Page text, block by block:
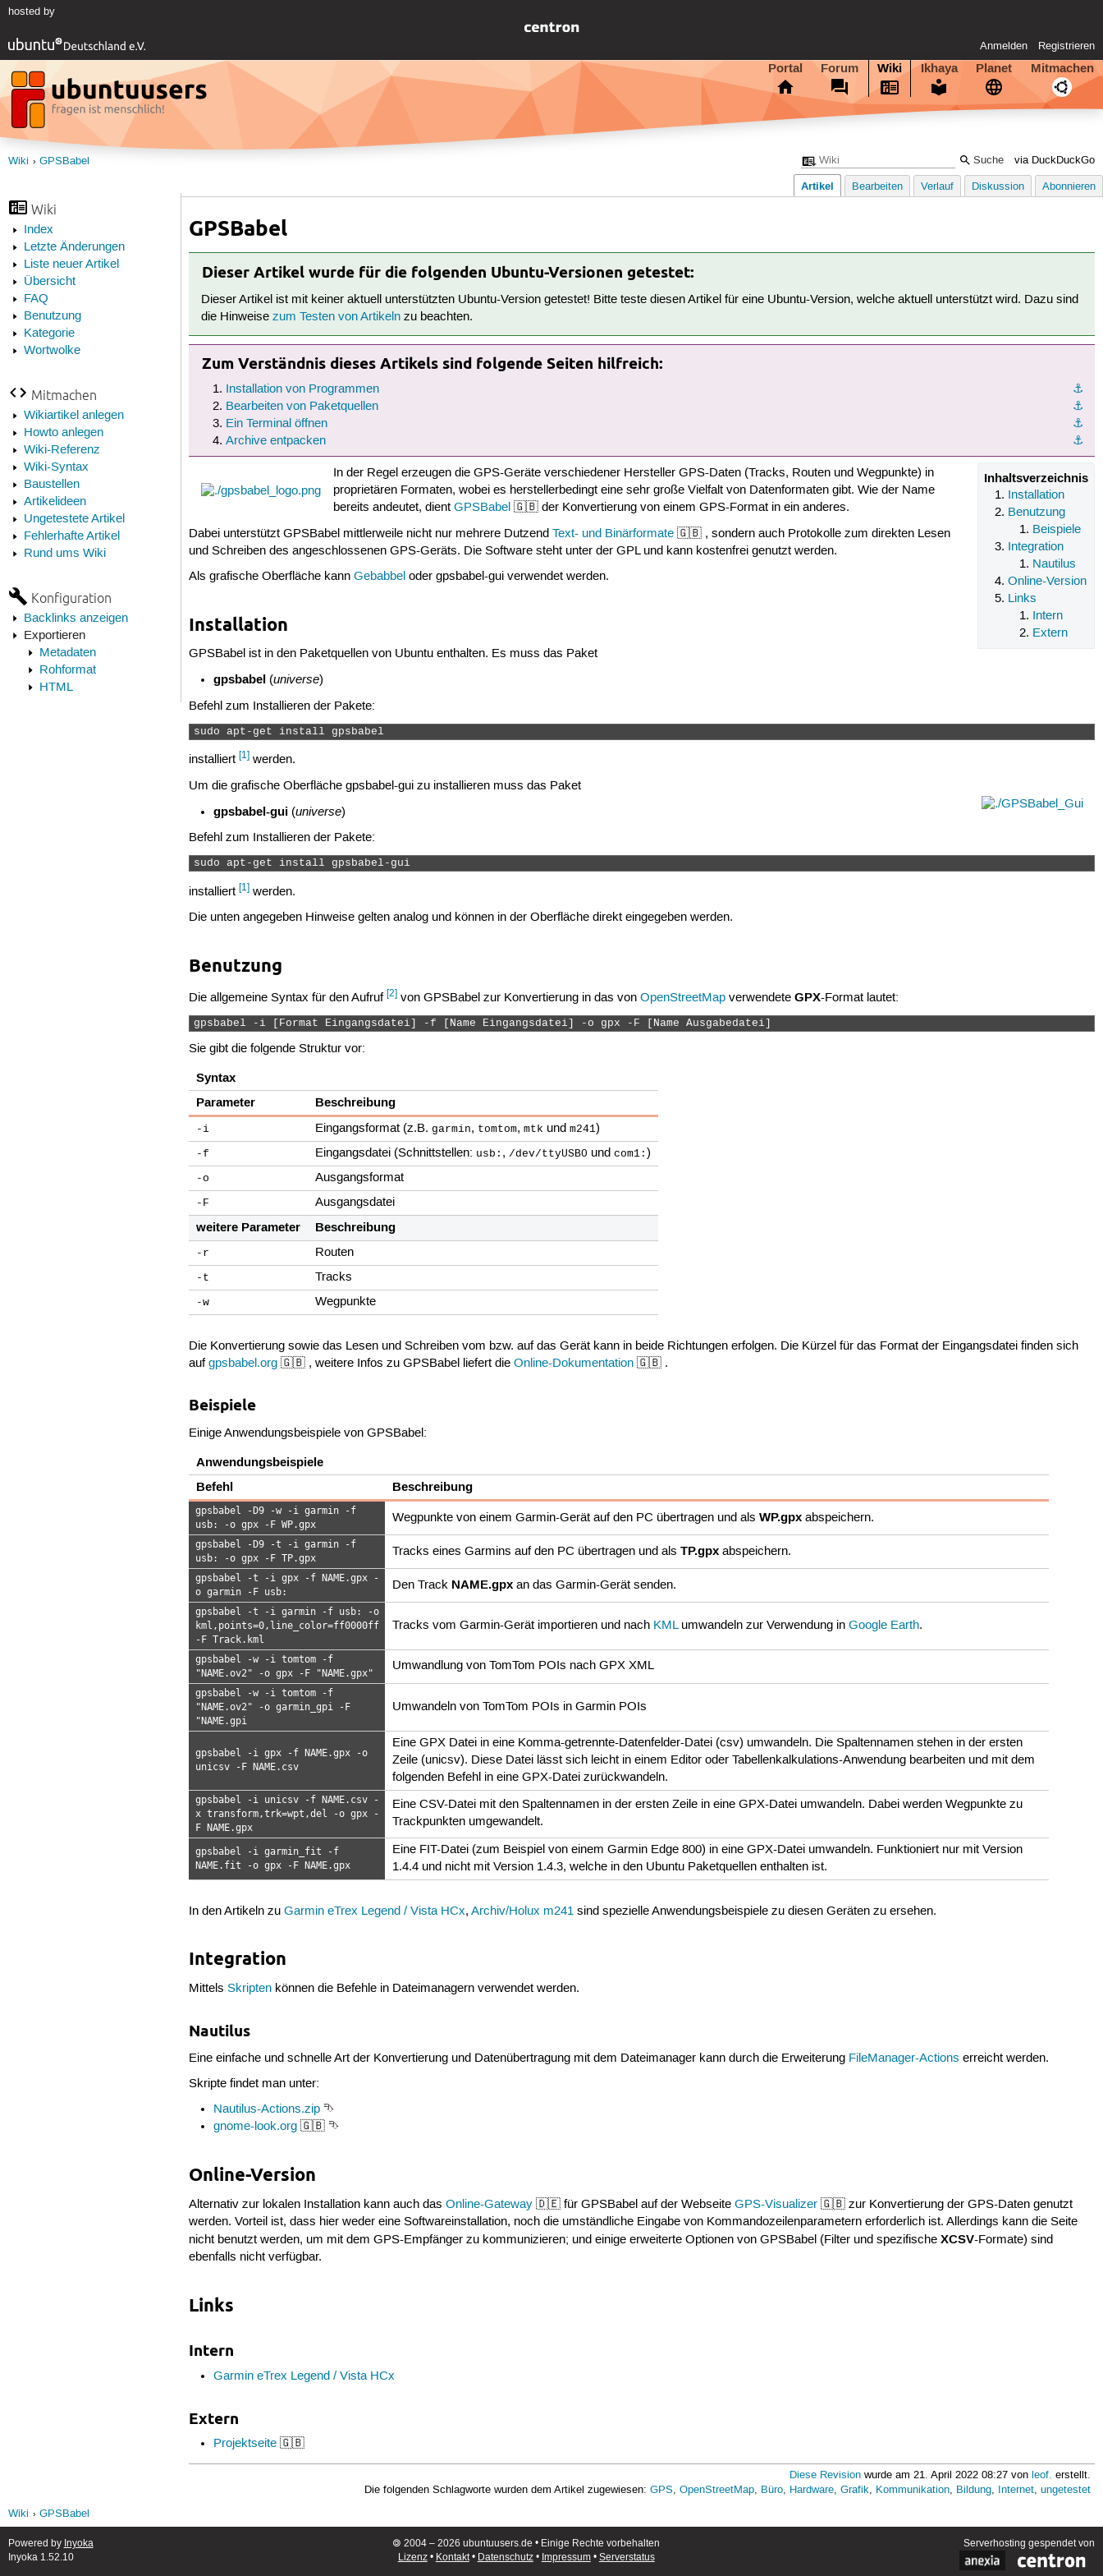
hosted by
Anmelden Registrieren
Portal Forum Wiki Ikhaya Planet Mitmachen
via DuckDuckGo
Wiki GPSBabel
Wiki
Index
Letzte Änderungen
Liste neuer Artikel
Übersicht
FAQ
Benutzung
Kategorie
Wortwolke
Mitmachen
Wikiartikel anlegen
Howto anlegen
Wiki-Referenz
Wiki-Syntax
Baustellen
Artikelideen
Ungetestete Artikel
Fehlerhafte Artikel
Rund ums Wiki
Konfiguration
Backlinks anzeigen
Exportieren
Metadaten
Rohformat
HTML
Artikel Bearbeiten Verlauf Diskussion Abonnieren
GPSBabel
Dieser Artikel wurde für die folgenden Ubuntu-Versionen getestet:
Dieser Artikel ist mit keiner aktuell unterstützten Ubuntu-Version getestet! Bitte teste diesen Artikel für eine Ubuntu-Version, welche aktuell unterstützt wird. Dazu sind
die Hinweisezum Testen von Artikeln zu beachten.
Zum Verständnis dieses Artikels sind folgende Seiten hilfreich:
⚓︎
Installation von Programmen
⚓︎
Bearbeiten von Paketquellen
⚓︎
Ein Terminal öffnen
⚓︎
Archive entpacken
Inhaltsverzeichnis
Installation
Benutzung
Beispiele
Integration
Nautilus
Online-Version
Links
Intern
Extern
In der Regel erzeugen die GPS-Geräte verschiedener Hersteller GPS-Daten (Tracks, Routen und Wegpunkte) in
proprietären Formaten, wobei es herstellerbedingt eine sehr große Vielfalt von Datenformaten gibt. Wie der Name
bereits andeutet, dient GPSBabel🇬🇧 der Konvertierung von einem GPS-Format in ein anderes.
Dabei unterstützt GPSBabel mittlerweile nicht nur mehrere DutzendText- und Binärformate 🇬🇧 , sondern auch Protokolle zum direkten Lesen
und Schreiben des angeschlossenen GPS-Geräts. Die Software steht unter der GPL und kann kostenfrei genutzt werden.
Als grafische Oberfläche kannGebabbel oder gpsbabel-gui verwendet werden.
Installation
GPSBabel ist in den Paketquellen von Ubuntu enthalten. Es muss das Paket
gpsbabel(universe)
Befehl zum Installieren der Pakete:
sudo apt-get install gpsbabel
installiert[1] werden.
Um die grafische Oberfläche gpsbabel-guizu installieren muss das Paket
gpsbabel-gui(universe)
Befehl zum Installieren der Pakete:
sudo apt-get install gpsbabel-gui
installiert[1] werden.
Die unten angegeben Hinweise gelten analog und können in der Oberfläche direkt eingegeben werden.
Benutzung
Die allgemeine Syntax für den Aufruf[2] von GPSBabel zur Konvertierung in das vonOpenStreetMap verwendeteGPX-Format lautet:
gpsbabel -i [Format Eingangsdatei] -f [Name Eingangsdatei] -o gpx -F [Name Ausgabedatei]
Sie gibt die folgende Struktur vor:
Syntax
Parameter
Beschreibung
-i Eingangsformat (z.B. garmin, tomtom,mtk undm241)
-f Eingangsdatei (Schnittstellen: usb: , /dev/ttyUSB0 undcom1: )
-o Ausgangsformat
-F Ausgangsdatei
weitere Parameter Beschreibung
-r Routen
-t Tracks
-w Wegpunkte
Die Konvertierung sowie das Lesen und Schreiben vom bzw. auf das Gerät kann in beide Richtungen erfolgen. Die Kürzel für das Format der Eingangsdatei finden sich
aufgpsbabel.org 🇬🇧 , weitere Infos zu GPSBabel liefert dieOnline-Dokumentation 🇬🇧 .
Beispiele
Einige Anwendungsbeispiele von GPSBabel:
Anwendungsbeispiele
Befehl
Beschreibung
gpsbabel -D9 -w -i garmin -f
usb: -o gpx -F WP.gpx
Wegpunkte von einem Garmin-Gerät auf den PC übertragen und alsWP.gpx abspeichern.
gpsbabel -D9 -t -i garmin -f
usb: -o gpx -F TP.gpx
Tracks eines Garmins auf den PC übertragen und alsTP.gpx abspeichern.
gpsbabel -t -i gpx -f NAME.gpx -
o garmin -F usb:
Den Track NAME.gpx an das Garmin-Gerät senden.
gpsbabel -t -i garmin -f usb: -o
kml,points=0,line_color=ff0000ff
-F Track.kml
Tracks vom Garmin-Gerät importieren und nach KMLumwandeln zur Verwendung inGoogle Earth.
gpsbabel -w -i tomtom -f
"NAME.ov2" -o gpx -F "NAME.gpx"
Umwandlung von TomTom POIs nach GPX XML
gpsbabel -w -i tomtom -f
"NAME.ov2" -o garmin_gpi -F
"NAME.gpi
Umwandeln von TomTom POIs in Garmin POIs
gpsbabel -i gpx -f NAME.gpx -o
unicsv -F NAME.csv
Eine GPX Datei in eine Komma-getrennte-Datenfelder-Datei (csv) umwandeln. Die Spaltennamen stehen in der ersten
Zeile (unicsv). Diese Datei lässt sich leicht in einem Editor oder Tabellenkalkulations-Anwendung bearbeiten und mit dem
folgenden Befehl in eine GPX-Datei zurückwandeln.
gpsbabel -i unicsv -f NAME.csv -
x transform,trk=wpt,del -o gpx -
F NAME.gpx
Eine CSV-Datei mit den Spaltennamen in der ersten Zeile in eine GPX-Datei umwandeln. Dabei werden Wegpunkte zu
Trackpunkten umgewandelt.
gpsbabel -i garmin_fit -f
NAME.fit -o gpx -F NAME.gpx
Eine FIT-Datei (zum Beispiel von einem Garmin Edge 800) in eine GPX-Datei umwandeln. Funktioniert nur mit Version
1.4.4 und nicht mit Version 1.4.3, welche in den Ubuntu Paketquellen enthalten ist.
In den Artikeln zuGarmin eTrex Legend / Vista HCx,Archiv/Holux m241 sind spezielle Anwendungsbeispiele zu diesen Geräten zu ersehen.
Integration
MittelsSkripten können die Befehle in Dateimanagern verwendet werden.
Nautilus
Eine einfache und schnelle Art der Konvertierung und Datenübertragung mit dem Dateimanager kann durch die Erweiterung FileManager-Actions erreicht werden.
Skripte findet man unter:
Nautilus-Actions.zip⮷
gnome-look.org🇬🇧 ⮷
Online-Version
Alternativ zur lokalen Installation kann auch dasOnline-Gateway 🇩🇪 für GPSBabel auf der WebseiteGPS-Visualizer 🇬🇧 zur Konvertierung der GPS-Daten genutzt
werden. Vorteil ist, dass hier weder eine Softwareinstallation, noch die umständliche Eingabe von Kommandozeilenparametern erforderlich ist. Allerdings kann die Seite
nicht benutzt werden, um mit dem GPS-Empfänger zu kommunizieren; und einige erweiterte Optionen von GPSBabel (Filter und spezifischeXCSV-Formate) sind
ebenfalls nicht verfügbar.
Links
Intern
Garmin eTrex Legend / Vista HCx
Extern
Projektseite🇬🇧
Diese Revision wurde am 21. April 2022 08:27 von leof. erstellt.
Die folgenden Schlagworte wurden dem Artikel zugewiesen:GPS,OpenStreetMap, Büro, Hardware,Grafik, Kommunikation, Bildung, Internet,ungetestet
Wiki
GPSBabel
Powered by Inyoka
Inyoka 1.52.10
🄯 2004 – 2026 ubuntuusers.de • Einige Rechte vorbehalten
Lizenz• Kontakt• Datenschutz• Impressum• Serverstatus
Serverhosting gespendet von